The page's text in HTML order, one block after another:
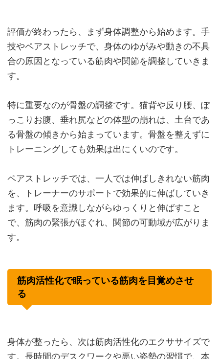
評価が終わったら、まず身体調整から始めます。手
技やペアストレッチで、身体のゆがみや動きの不具
合の原因となっている筋肉や関節を調整していきま
す。
特に重要なのが骨盤の調整です。猫背や反り腰、ぽ
っこりお腹、垂れ尻などの体型の崩れは、土台であ
る骨盤の傾きから始まっています。骨盤を整えずに
トレーニングしても効果は出にくいのです。
ペアストレッチでは、一人では伸ばしきれない筋肉
を、トレーナーのサポートで効果的に伸ばしていき
ます。呼吸を意識しながらゆっくりと伸ばすこと
で、筋肉の緊張がほぐれ、関節の可動域が広がりま
す。
筋肉活性化で眠っている筋肉を目覚めさせ
る
身体が整ったら、次は筋肉活性化のエクササイズで
す。長時間のデスクワークや悪い姿勢の習慣で、本